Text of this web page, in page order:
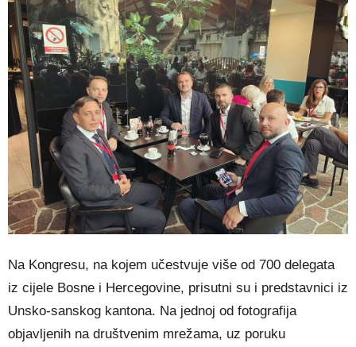
Na Kongresu, na kojem učestvuje više od 700 delegata
iz cijele Bosne i Hercegovine, prisutni su i predstavnici iz
Unsko-sanskog kantona. Na jednoj od fotografija
objavljenih na društvenim mrežama, uz poruku